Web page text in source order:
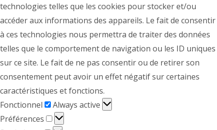
technologies telles que les cookies pour stocker et/ou
accéder aux informations des appareils. Le fait de consentir
à ces technologies nous permettra de traiter des données
telles que le comportement de navigation ou les ID uniques
sur ce site. Le fait de ne pas consentir ou de retirer son
consentement peut avoir un effet négatif sur certaines
caractéristiques et fonctions.
Fonctionnel
Fonctionnel
Always active
Préférences
Préférences